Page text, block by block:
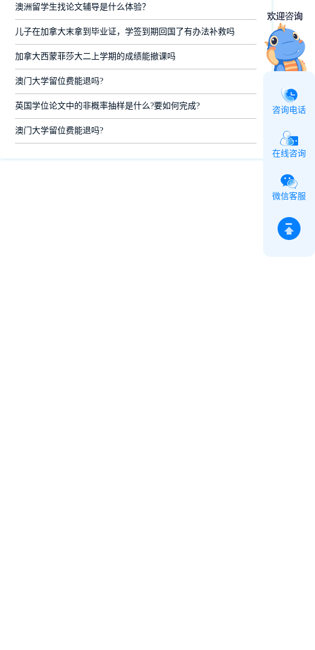
澳洲留学生找论文辅导是什么体验？
儿子在加拿大末拿到毕业证，学签到期回国了有办法补救吗
加拿大西蒙菲莎大二上学期的成绩能撤课吗
澳门大学留位费能退吗?
英国学位论文中的非概率抽样是什么?要如何完成?
澳门大学留位费能退吗?
咨询电话
在线咨询
微信客服